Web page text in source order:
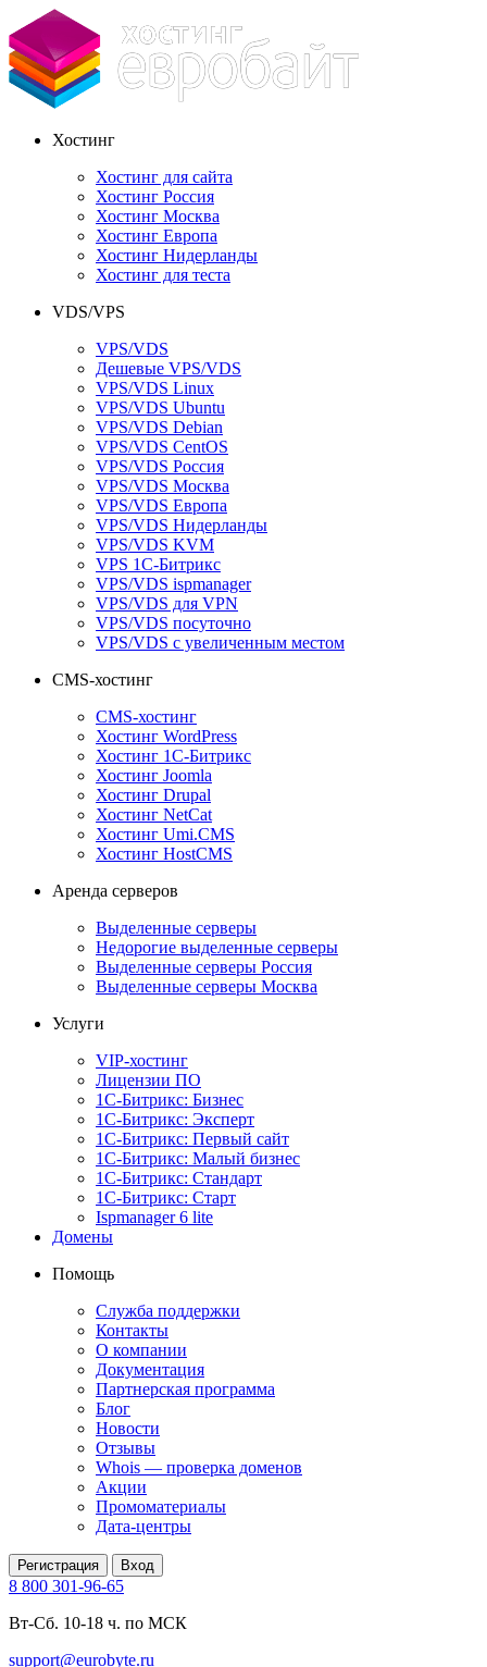
Хостинг
Хостинг для сайта
Хостинг Россия
Хостинг Москва
Хостинг Европа
Хостинг Нидерланды
Хостинг для теста
VDS/VPS
VPS/VDS
Дешевые VPS/VDS
VPS/VDS Linux
VPS/VDS Ubuntu
VPS/VDS Debian
VPS/VDS CentOS
VPS/VDS Россия
VPS/VDS Москва
VPS/VDS Европа
VPS/VDS Нидерланды
VPS/VDS KVM
VPS 1С-Битрикс
VPS/VDS ispmanager
VPS/VDS для VPN
VPS/VDS посуточно
VPS/VDS с увеличенным местом
CMS-хостинг
CMS-хостинг
Хостинг WordPress
Хостинг 1С-Битрикс
Хостинг Joomla
Хостинг Drupal
Хостинг NetCat
Хостинг Umi.CMS
Хостинг HostCMS
Аренда серверов
Выделенные серверы
Недорогие выделенные серверы
Выделенные серверы Россия
Выделенные серверы Москва
Услуги
VIP-хостинг
Лицензии ПО
1С-Битрикс: Бизнес
1С-Битрикс: Эксперт
1С-Битрикс: Первый сайт
1С-Битрикс: Малый бизнес
1С-Битрикс: Стандарт
1С-Битрикс: Старт
Ispmanager 6 lite
Домены
Помощь
Служба поддержки
Контакты
О компании
Документация
Партнерская программа
Блог
Новости
Отзывы
Whois — проверка доменов
Акции
Промоматериалы
Дата-центры
Регистрация Вход
8 800 301-96-65
Вт-Сб. 10-18 ч. по МСК
support@eurobyte.ru